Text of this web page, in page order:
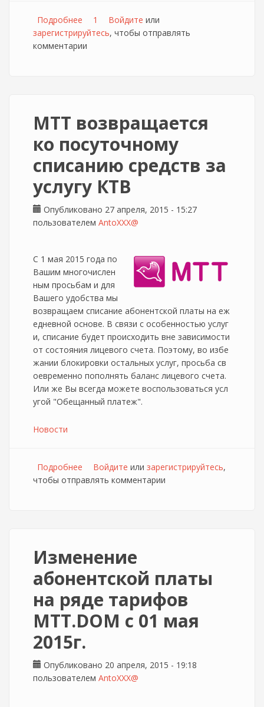
Подробнее о МТТ анонсировала акцию для ветеранов
ВОВ
1 Войдите или
зарегистрируйтесь, чтобы отправлять
комментарии
МТТ возвращается
ко посуточному
списанию средств за
услугу КТВ
Опубликовано 27 апреля, 2015 - 15:27
пользователем AntoXXX@
С 1 мая 2015 года по
Вашим многочислен
ным просьбам и для
Вашего удобства мы
возвращаем списание абонентской платы на еж
едневной основе. В связи с особенностью услуг
и, списание будет происходить вне зависимости
от состояния лицевого счета. Поэтому, во избе
жании блокировки остальных услуг, просьба св
оевременно пополнять баланс лицевого счета.
Или же Вы всегда можете воспользоваться усл
угой "Обещанный платеж".
Новости
Подробнее о МТТ возвращается ко посуточному
списанию средств за услугу КТВ
Войдите или зарегистрируйтесь,
чтобы отправлять комментарии
Изменение
абонентской платы
на ряде тарифов
MTT.DOM с 01 мая
2015г.
Опубликовано 20 апреля, 2015 - 19:18
пользователем AntoXXX@